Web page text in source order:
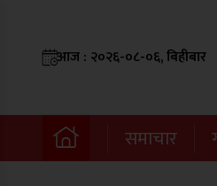
आज : २०२६-०८-०६, बिहीबार
समाचार